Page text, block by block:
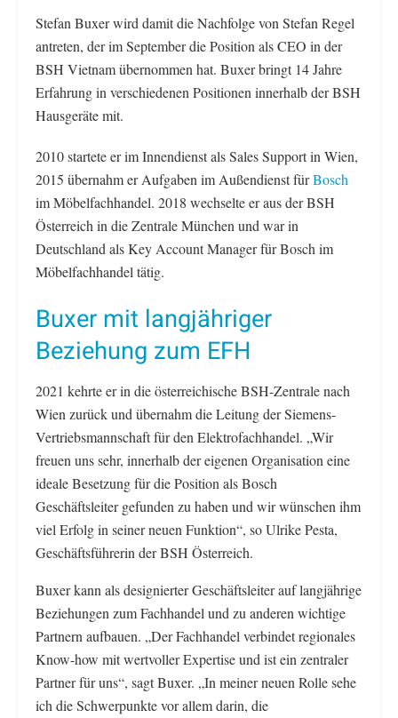
Stefan Buxer wird damit die Nachfolge von Stefan Regel
antreten, der im September die Position als CEO in der
BSH Vietnam übernommen hat. Buxer bringt 14 Jahre
Erfahrung in verschiedenen Positionen innerhalb der BSH
Hausgeräte mit.
2010 startete er im Innendienst als Sales Support in Wien,
2015 übernahm er Aufgaben im Außendienst fürBosch
im Möbelfachhandel. 2018 wechselte er aus der BSH
Österreich in die Zentrale München und war in
Deutschland als Key Account Manager für Bosch im
Möbelfachhandel tätig.
Buxer mit langjähriger
Beziehung zum EFH
2021 kehrte er in die österreichische BSH-Zentrale nach
Wien zurück und übernahm die Leitung der Siemens-
Vertriebsmannschaft für den Elektrofachhandel. „Wir
freuen uns sehr, innerhalb der eigenen Organisation eine
ideale Besetzung für die Position als Bosch
Geschäftsleiter gefunden zu haben und wir wünschen ihm
viel Erfolg in seiner neuen Funktion“, so Ulrike Pesta,
Geschäftsführerin der BSH Österreich.
Buxer kann als designierter Geschäftsleiter auf langjährige
Beziehungen zum Fachhandel und zu anderen wichtige
Partnern aufbauen. „Der Fachhandel verbindet regionales
Know-how mit wertvoller Expertise und ist ein zentraler
Partner für uns“, sagt Buxer. „In meiner neuen Rolle sehe
ich die Schwerpunkte vor allem darin, die